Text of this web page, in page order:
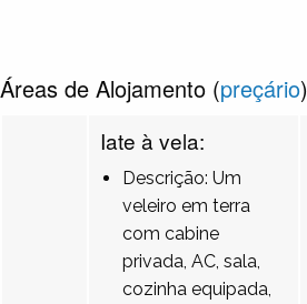
Áreas de Alojamento (preçário)
Iate à vela:
Descrição: Um
veleiro em terra
com cabine
privada, AC, sala,
cozinha equipada,